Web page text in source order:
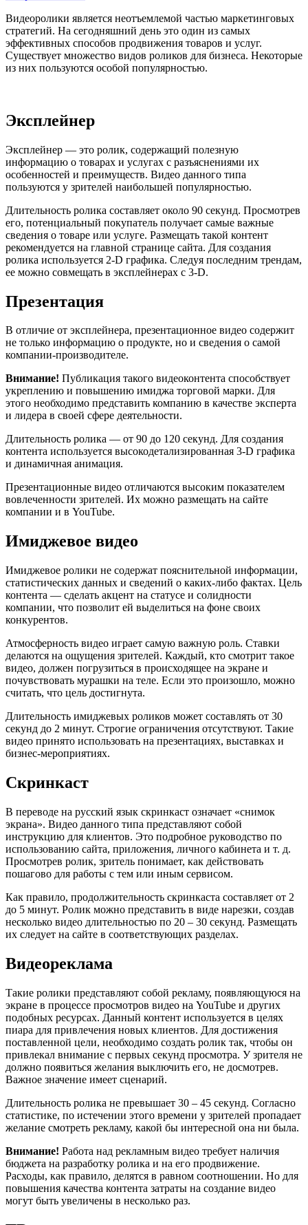
Видеоролики является неотъемлемой частью маркетинговых
стратегий. На сегодняшний день это один из самых
эффективных способов продвижения товаров и услуг.
Существует множество видов роликов для бизнеса. Некоторые
из них пользуются особой популярностью.
Эксплейнер
Эксплейнер — это ролик, содержащий полезную
информацию о товарах и услугах с разъяснениями их
особенностей и преимуществ. Видео данного типа
пользуются у зрителей наибольшей популярностью.
Длительность ролика составляет около 90 секунд. Просмотрев
его, потенциальный покупатель получает самые важные
сведения о товаре или услуге. Размещать такой контент
рекомендуется на главной странице сайта. Для создания
ролика используется 2-D графика. Следуя последним трендам,
ее можно совмещать в эксплейнерах с 3-D.
Презентация
В отличие от эксплейнера, презентационное видео содержит
не только информацию о продукте, но и сведения о самой
компании-производителе.
Внимание! Публикация такого видеоконтента способствует
укреплению и повышению имиджа торговой марки. Для
этого необходимо представить компанию в качестве эксперта
и лидера в своей сфере деятельности.
Длительность ролика — от 90 до 120 секунд. Для создания
контента используется высокодетализированная 3-D графика
и динамичная анимация.
Презентационные видео отличаются высоким показателем
вовлеченности зрителей. Их можно размещать на сайте
компании и в YouTube.
Имиджевое видео
Имиджевое ролики не содержат пояснительной информации,
статистических данных и сведений о каких-либо фактах. Цель
контента — сделать акцент на статусе и солидности
компании, что позволит ей выделиться на фоне своих
конкурентов.
Атмосферность видео играет самую важную роль. Ставки
делаются на ощущения зрителей. Каждый, кто смотрит такое
видео, должен погрузиться в происходящее на экране и
почувствовать мурашки на теле. Если это произошло, можно
считать, что цель достигнута.
Длительность имиджевых роликов может составлять от 30
секунд до 2 минут. Строгие ограничения отсутствуют. Такие
видео принято использовать на презентациях, выставках и
бизнес-мероприятиях.
Скринкаст
В переводе на русский язык скринкаст означает «снимок
экрана». Видео данного типа представляют собой
инструкцию для клиентов. Это подробное руководство по
использованию сайта, приложения, личного кабинета и т. д.
Просмотрев ролик, зритель понимает, как действовать
пошагово для работы с тем или иным сервисом.
Как правило, продолжительность скринкаста составляет от 2
до 5 минут. Ролик можно представить в виде нарезки, создав
несколько видео длительностью по 20 – 30 секунд. Размещать
их следует на сайте в соответствующих разделах.
Видеореклама
Такие ролики представляют собой рекламу, появляющуюся на
экране в процессе просмотров видео на YouTube и других
подобных ресурсах. Данный контент используется в целях
пиара для привлечения новых клиентов. Для достижения
поставленной цели, необходимо создать ролик так, чтобы он
привлекал внимание с первых секунд просмотра. У зрителя не
должно появиться желания выключить его, не досмотрев.
Важное значение имеет сценарий.
Длительность ролика не превышает 30 – 45 секунд. Согласно
статистике, по истечении этого времени у зрителей пропадает
желание смотреть рекламу, какой бы интересной она ни была.
Внимание! Работа над рекламным видео требует наличия
бюджета на разработку ролика и на его продвижение.
Расходы, как правило, делятся в равном соотношении. Но для
повышения качества контента затраты на создание видео
могут быть увеличены в несколько раз.